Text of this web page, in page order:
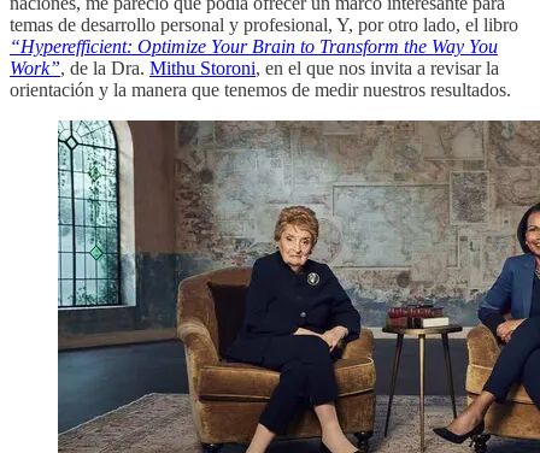
temas de desarrollo personal y profesional, Y, por otro lado, el libro
“Hyperefficient: Optimize Your Brain to Transform the Way You
Work”, de la Dra. Mithu Storoni, en el que nos invita a revisar la
orientación y la manera que tenemos de medir nuestros resultados.